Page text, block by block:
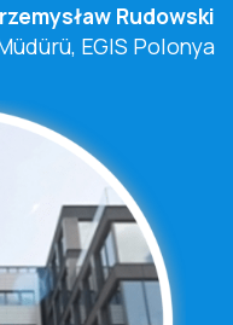
Rudowski
EGIS Polonya